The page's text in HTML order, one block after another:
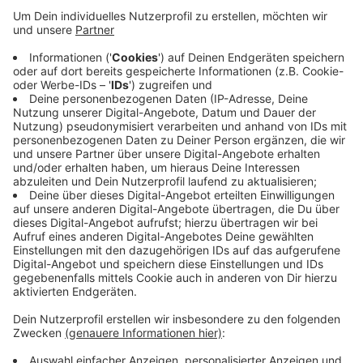
Und jetzt stünde auch der Termin für das Parkfest mit
Konzert unter der Saubrücke fest, heißt es aus dem
Velberter Rathaus. Es seien auch einige
verkaufsoffene Sonntage geplant. Gefeiert werden
soll außerdem der Geburtstag des PanoramaRadwegs
niederbergbahn. Ende des Jahres soll es dann
besinnlich werden - mit dem Weihnachtsmarkt.Hier
gibt es eine Übersicht der geplanten Veranstaltungen
in Velbert.
Anzeige